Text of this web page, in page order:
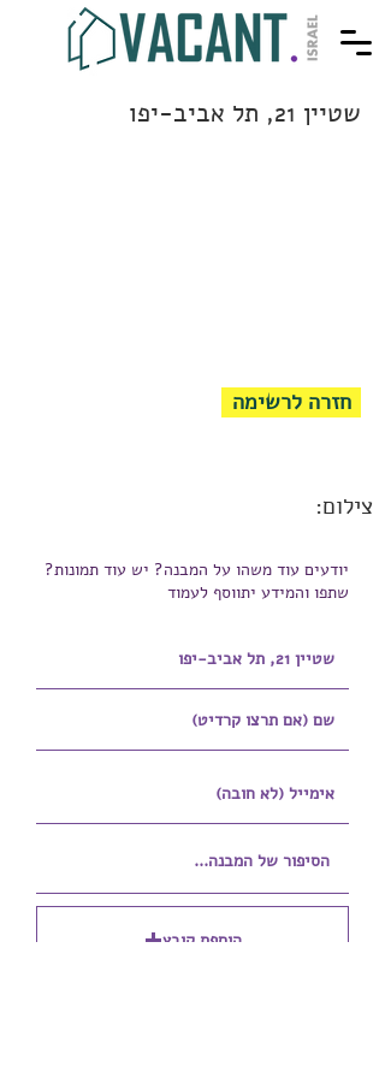
שטיין 21, תל אביב-יפו
חזרה לרשימה
צילום:
יודעים עוד משהו על המבנה? יש עוד תמונות?
שתפו והמידע יתווסף לעמוד
הוספת קובץ